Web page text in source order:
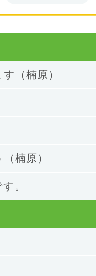
（楠原）
楠原）
。